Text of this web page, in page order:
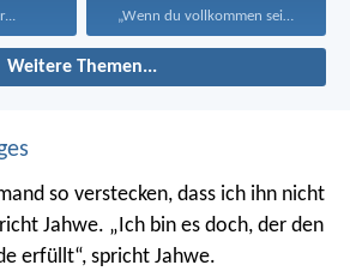
„Wenn du vollkommen sein...
Weitere Themen...
so verstecken, dass ich ihn nicht
Jahwe. „Ich bin es doch, der den
erfüllt“, spricht Jahwe.